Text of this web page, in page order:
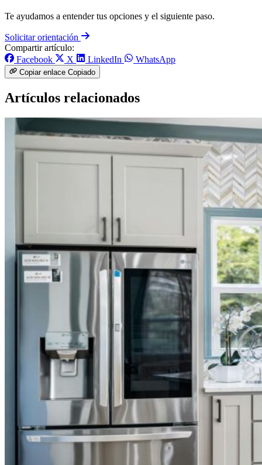
Te ayudamos a entender tus opciones y el siguiente paso.
Solicitar orientación
Compartir artículo:
Facebook
X LinkedIn WhatsApp
Copiar enlace Copiado
Artículos relacionados